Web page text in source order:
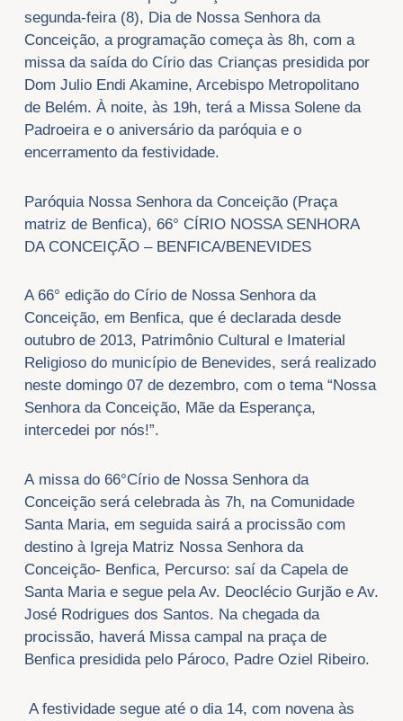
segunda-feira (8), Dia de Nossa Senhora da
Conceição, a programação começa às 8h, com a
missa da saída do Círio das Crianças presidida por
Dom Julio Endi Akamine, Arcebispo Metropolitano
de Belém. À noite, às 19h, terá a Missa Solene da
Padroeira e o aniversário da paróquia e o
encerramento da festividade.
Paróquia Nossa Senhora da Conceição (Praça
matriz de Benfica), 66° CÍRIO NOSSA SENHORA
DA CONCEIÇÃO – BENFICA/BENEVIDES
A 66° edição do Círio de Nossa Senhora da
Conceição, em Benfica, que é declarada desde
outubro de 2013, Patrimônio Cultural e Imaterial
Religioso do município de Benevides, será realizado
neste domingo 07 de dezembro, com o tema “Nossa
Senhora da Conceição, Mãe da Esperança,
intercedei por nós!”.
A missa do 66°Círio de Nossa Senhora da
Conceição será celebrada às 7h, na Comunidade
Santa Maria, em seguida sairá a procissão com
destino à Igreja Matriz Nossa Senhora da
Conceição- Benfica, Percurso: saí da Capela de
Santa Maria e segue pela Av. Deoclécio Gurjão e Av.
José Rodrigues dos Santos. Na chegada da
procissão, haverá Missa campal na praça de
Benfica presidida pelo Pároco, Padre Oziel Ribeiro.
A festividade segue até o dia 14, com novena às